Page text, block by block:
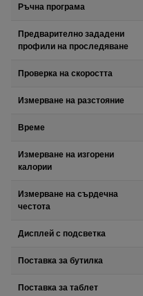
Ръчна програма
Предварително зададени
профили на проследяване
Проверка на скоростта
Измерване на разстояние
Време
Измерване на изгорени
калории
Измерване на сърдечна
честота
Дисплей с подсветка
Поставка за бутилка
Поставка за таблет